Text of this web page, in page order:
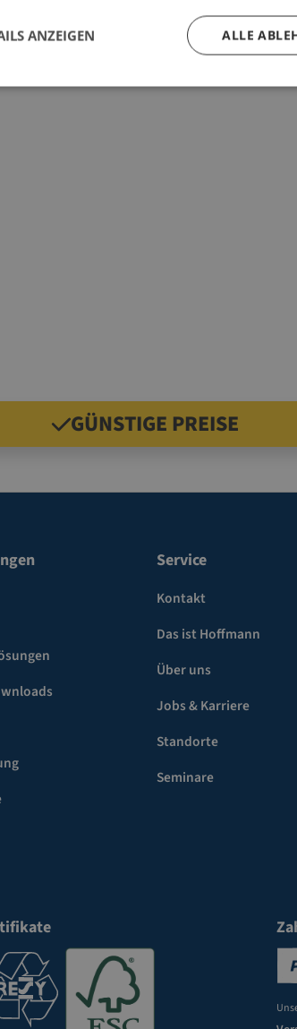
GÜNSTIGE PREISE
Service
Kontakt
Das ist Hoffmann
Über uns
Jobs & Karriere
Standorte
Seminare
ALLE
ANZEIGEN